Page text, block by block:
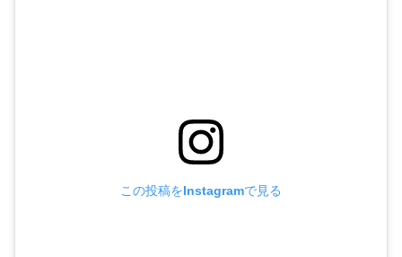
この投稿をInstagramで見る